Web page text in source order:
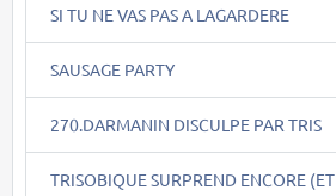
SI TU NE VAS PAS A LAGARDERE
SAUSAGE PARTY
270.DARMANIN DISCULPE PAR TRIS
TRISOBIQUE SURPREND ENCORE (ET